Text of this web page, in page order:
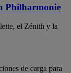
Philharmonie
el Zénith y la
de carga para